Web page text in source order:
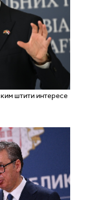
штити интересе